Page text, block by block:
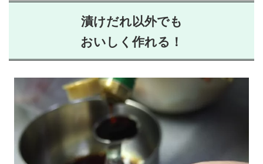
漬けだれ以外でも
おいしく作れる！